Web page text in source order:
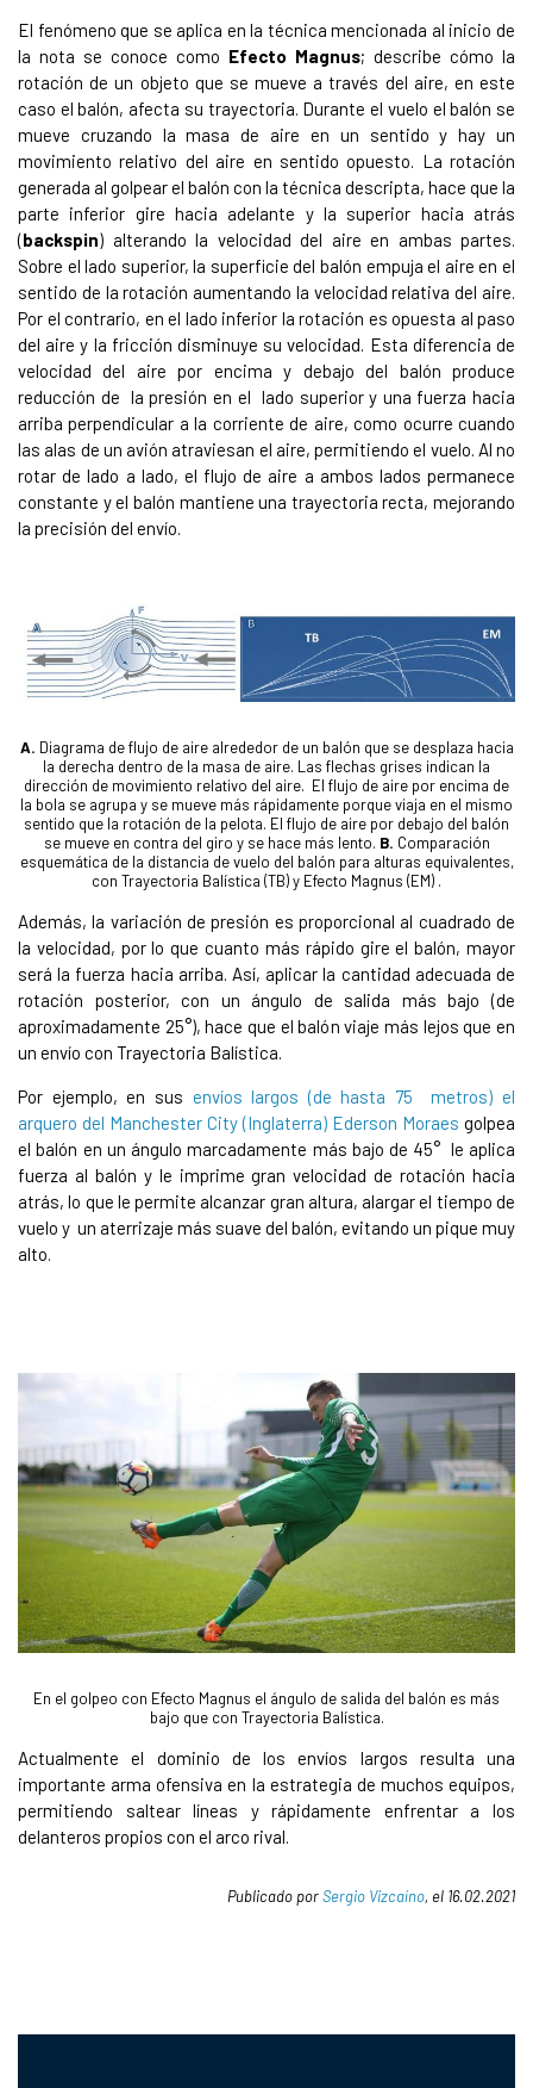
El fenómeno que se aplica en la técnica mencionada al inicio de
la nota se conoce como Efecto Magnus; describe cómo la
rotación de un objeto que se mueve a través del aire, en este
caso el balón, afecta su trayectoria. Durante el vuelo el balón se
mueve cruzando la masa de aire en un sentido y hay un
movimiento relativo del aire en sentido opuesto. La rotación
generada al golpear el balón con la técnica descripta, hace que la
parte inferior gire hacia adelante y la superior hacia atrás
(backspin) alterando la velocidad del aire en ambas partes.
Sobre el lado superior, la superficie del balón empuja el aire en el
sentido de la rotación aumentando la velocidad relativa del aire.
Por el contrario, en el lado inferior la rotación es opuesta al paso
del aire y la fricción disminuye su velocidad. Esta diferencia de
velocidad del aire por encima y debajo del balón produce
reducción de la presión en el lado superior y una fuerza hacia
arriba perpendicular a la corriente de aire, como ocurre cuando
las alas de un avión atraviesan el aire, permitiendo el vuelo. Al no
rotar de lado a lado, el flujo de aire a ambos lados permanece
constante y el balón mantiene una trayectoria recta, mejorando
la precisión del envío.
A. Diagrama de flujo de aire alrededor de un balón que se desplaza hacia
la derecha dentro de la masa de aire. Las flechas grises indican la
dirección de movimiento relativo del aire. El flujo de aire por encima de
la bola se agrupa y se mueve más rápidamente porque viaja en el mismo
sentido que la rotación de la pelota. El flujo de aire por debajo del balón
se mueve en contra del giro y se hace más lento. B. Comparación
esquemática de la distancia de vuelo del balón para alturas equivalentes,
con Trayectoria Balística (TB) y Efecto Magnus (EM) .
Además, la variación de presión es proporcional al cuadrado de
la velocidad, por lo que cuanto más rápido gire el balón, mayor
será la fuerza hacia arriba. Así, aplicar la cantidad adecuada de
rotación posterior, con un ángulo de salida más bajo (de
aproximadamente 25°), hace que el balón viaje más lejos que en
un envío con Trayectoria Balística.
Por ejemplo, en sus envíos largos (de hasta 75 metros) el
arquero del Manchester City (Inglaterra) Ederson Moraes golpea
el balón en un ángulo marcadamente más bajo de 45° le aplica
fuerza al balón y le imprime gran velocidad de rotación hacia
atrás, lo que le permite alcanzar gran altura, alargar el tiempo de
vuelo y un aterrizaje más suave del balón, evitando un pique muy
alto.
En el golpeo con Efecto Magnus el ángulo de salida del balón es más
bajo que con Trayectoria Balística.
Actualmente el dominio de los envíos largos resulta una
importante arma ofensiva en la estrategia de muchos equipos,
permitiendo saltear líneas y rápidamente enfrentar a los
delanteros propios con el arco rival.
Publicado porSergio Vizcaíno, el 16.02.2021